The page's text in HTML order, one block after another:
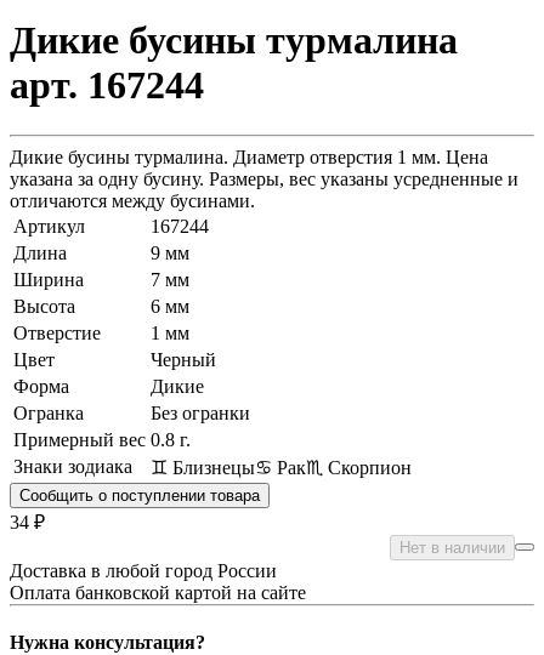
Дикие бусины турмалина
арт. 167244
Дикие бусины турмалина. Диаметр отверстия 1 мм. Цена
указана за одну бусину. Размеры, вес указаны усредненные и
отличаются между бусинами.
Артикул
167244
Длина
9 мм
Ширина
7 мм
Высота
6 мм
Отверстие
1 мм
Цвет
Черный
Форма
Дикие
Огранка
Без огранки
Примерный вес 0.8 г.
Знаки зодиака
♊ Близнецы♋ Рак♏ Скорпион
Сообщить о поступлении товара
34 ₽
Нет в наличии
Доставка в любой город России
Оплата банковской картой на сайте
Нужна консультация?